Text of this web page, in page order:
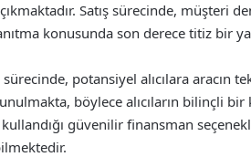
çıkmaktadır. Satış sürecinde,
konusunda son derece titiz bir
sürecinde, potansiyel alıcılara aracın
böylece alıcıların bilinçli
güvenilir finansman